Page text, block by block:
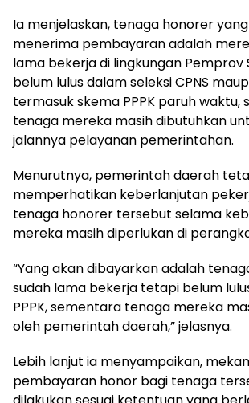
Ia menjelaskan, tenaga honorer
menerima pembayaran adalah
lama bekerja di lingkungan Pemprov
belum lulus dalam seleksi CPNS
termasuk skema PPPK paruh waktu,
tenaga mereka masih dibutuhkan
jalannya pelayanan pemerintahan.
Menurutnya, pemerintah daerah
memperhatikan keberlanjutan
tenaga honorer tersebut selama
mereka masih diperlukan di
“Yang akan dibayarkan adalah
sudah lama bekerja tetapi belum
PPPK, sementara tenaga mereka
oleh pemerintah daerah,” jelasnya.
Lebih lanjut ia menyampaikan,
pembayaran honor bagi tenaga